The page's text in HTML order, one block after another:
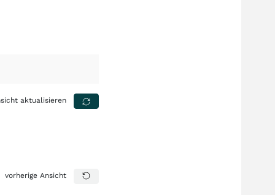
aktualisieren
vorherige Ansicht